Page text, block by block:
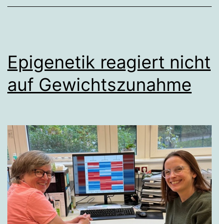
Epigenetik reagiert nicht
auf Gewichtszunahme